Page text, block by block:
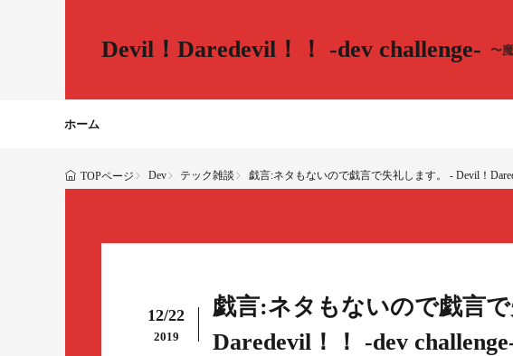
Devil！Daredevil！！ -dev challenge- 〜
ホーム
TOPページ Dev テック雑談 戯言:ネタもないので戯言で失礼します。 - Devil！
12/22
2019
戯言:ネタもないので戯言
Daredevil！！ -dev